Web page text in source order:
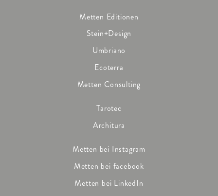
Metten Editionen
Stein+Design
Umbriano
Ecoterra
Metten Consulting
Tarotec
Architura
Metten bei Instagram
Metten bei facebook
Metten bei LinkedIn